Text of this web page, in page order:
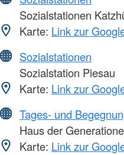
Sozialstationen
Karte: Link zur
Sozialstationen
Sozialstation Piesau
Karte: Link zur
Tages- und
Haus der
Karte: Link zur